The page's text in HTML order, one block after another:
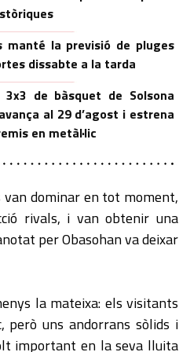
manté la previsió de pluges
dissabte a la tarda
3x3 de bàsquet de Solsona
al 29 d’agost i estrena
en metàl·lic
van dominar en tot moment,
rivals, i van obtenir una
per Obasohan va deixar
la mateixa: els visitants
però uns andorrans sòlids i
important en la seva lluita